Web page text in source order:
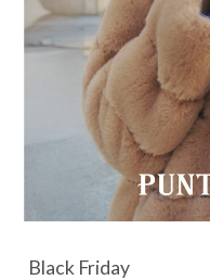
Black Friday